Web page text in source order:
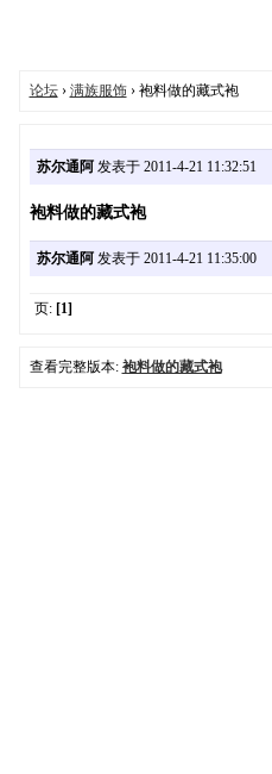
论坛› 满族服饰› 袍料做的藏式袍
苏尔通阿发表于 2011-4-21 11:32:51
袍料做的藏式袍
苏尔通阿发表于 2011-4-21 11:35:00
页: [1]
查看完整版本: 袍料做的藏式袍